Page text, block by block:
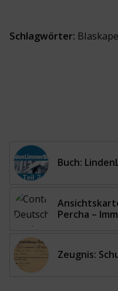
Schlagwörter:
Buch:
Percha –
Zeugnis: